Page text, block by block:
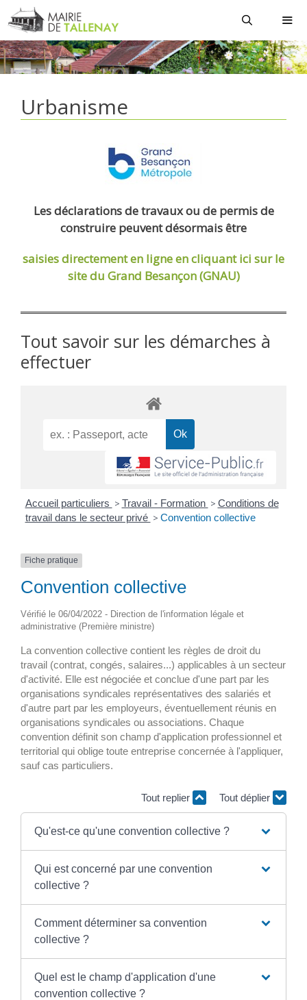
Aller
au
contenu
Urbanisme
Les déclarations de travaux ou de permis de
construire peuvent désormais être
saisies directement en ligneen cliquant ici sur le
site du Grand Besançon (GNAU)
Tout savoir sur les démarches à
effectuer
Accueil particuliers > Travail - Formation > Conditions de
travail dans le secteur privé > Convention collective
Fiche pratique
Convention collective
Vérifié le 06/04/2022 - Direction de l'information légale et
administrative (Première ministre)
La convention collective contient les règles de droit du
travail (contrat, congés, salaires...) applicables à un secteur
d'activité. Elle est négociée et conclue d'une part par les
organisations syndicales représentatives des salariés et
d'autre part par les employeurs, éventuellement réunis en
organisations syndicales ou associations. Chaque
convention définit son champ d'application professionnel et
territorial qui oblige toute entreprise concernée à l'appliquer,
sauf cas particuliers.
Tout replier Tout déplier
Qu'est-ce qu'une convention collective ?
Qui est concerné par une convention
collective ?
Comment déterminer sa convention
collective ?
Quel est le champ d'application d'une
convention collective ?